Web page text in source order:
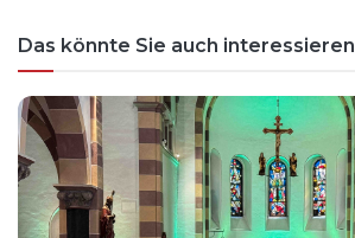
Das könnte Sie auch interessieren